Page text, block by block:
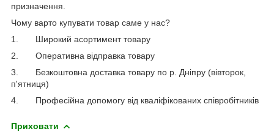
призначення.
Чому варто купувати товар саме у нас?
1.
Широкий асортимент товару
2.
Оперативна відправка товару
3.
Безкоштовна доставка товару по р. Дніпру (вівторок,
п'ятниця)
4.
Професійна допомогу від кваліфікованих співробітників
Приховати